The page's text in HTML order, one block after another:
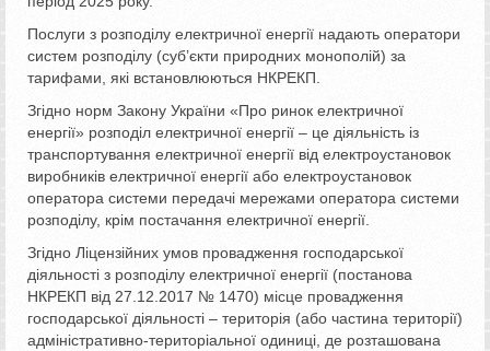
Послуги з розподілу електричної енергії надають оператори
систем розподілу (суб’єкти природних монополій) за
тарифами, які встановлюються НКРЕКП.
Згідно норм Закону України «Про ринок електричної
енергії» розподіл електричної енергії – це діяльність із
транспортування електричної енергії від електроустановок
виробників електричної енергії або електроустановок
оператора системи передачі мережами оператора системи
розподілу, крім постачання електричної енергії.
Згідно Ліцензійних умов провадження господарської
діяльності з розподілу електричної енергії (постанова
НКРЕКП від 27.12.2017 № 1470) місце провадження
господарської діяльності – територія (або частина території)
адміністративно-територіальної одиниці, де розташована